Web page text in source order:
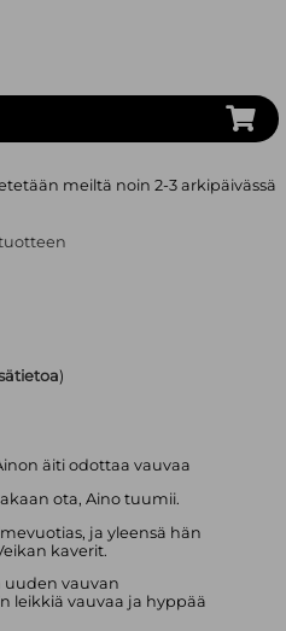
)
äiti odottaa vauvaa
ota, Aino tuumii.
ja yleensä hän
kaverit.
uuden vauvan
leikkiä vauvaa ja hyppää
meiltä noin 2-3 arkipäivässä